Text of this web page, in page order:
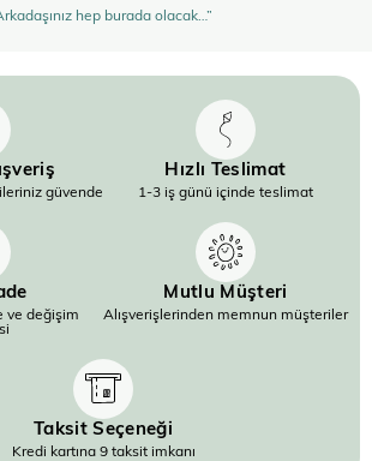
hep burada olacak…”
güvende
Hızlı Teslimat
1-3 iş günü içinde teslimat
ve değişim
Mutlu Müşteri
Alışverişlerinden memnun müşteriler
Taksit Seçeneği
Kredi kartına 9 taksit imkanı